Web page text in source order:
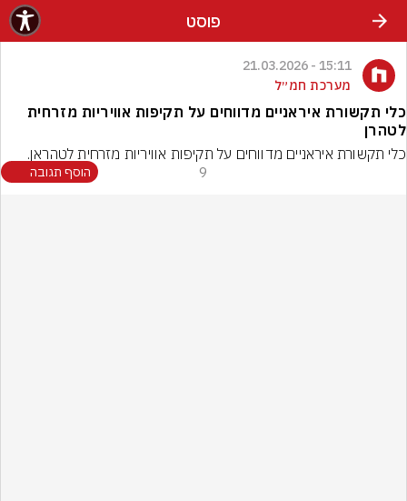
פוסט
15:11 - 21.03.2026
מערכת חמ״ל
‏כלי תקשורת איראניים מדווחים על תקיפות אוויריות מזרחית
לטהרן
‏כלי תקשורת איראניים מדווחים על תקיפות אוויריות מזרחית לטהראן.
9 הוסף תגובה